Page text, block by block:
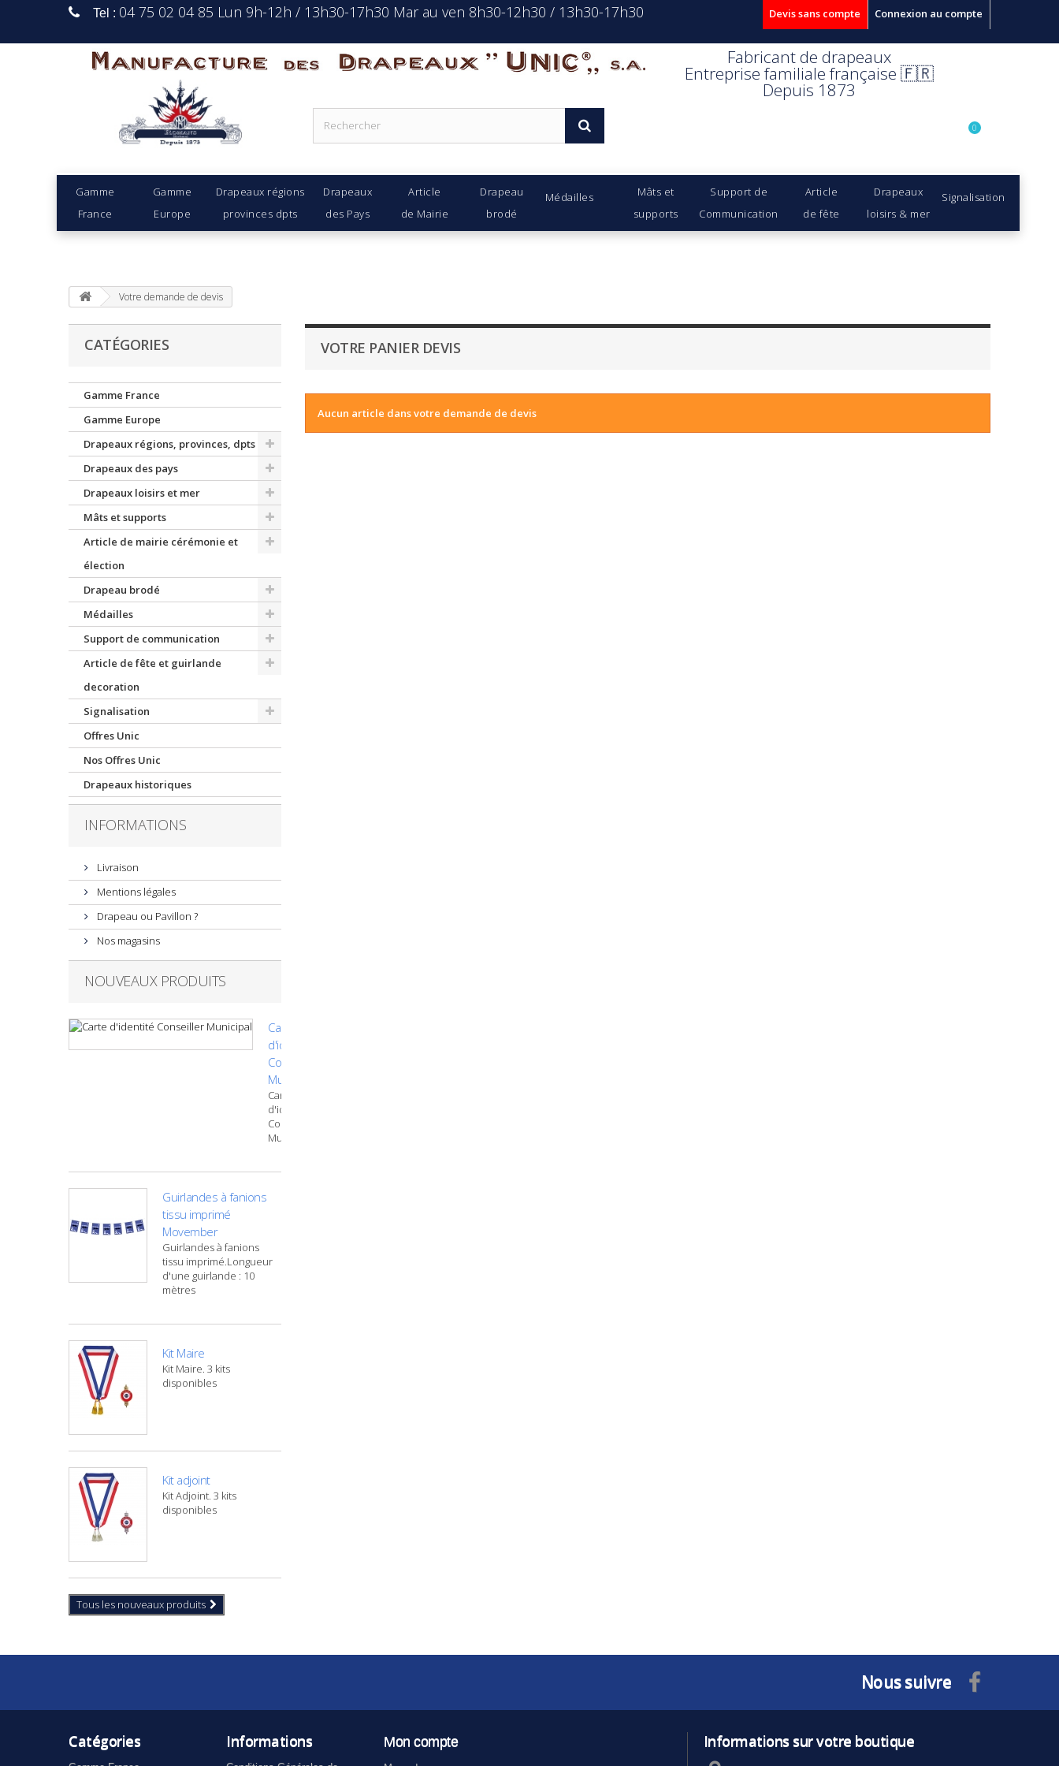
Connexion au compte
Tel : 04 75 02 04 85 Lun 9h-12h / 13h30-17h30 Mar au ven 8h30-12h30 / 13h30-17h30 Devis sans compte
Manufacture Des Drapeaux Unic s.a. Fabricant de drapeaux
Entreprise familiale française 🇫🇷
Depuis 1873
Gamme
France
Gamme
Europe
Drapeaux régions
provinces dpts
Drapeaux
des Pays
Article
de Mairie
Drapeau
brodé
Médailles
Mâts et
supports
Support de
Communication
Article
de fête
Drapeaux
loisirs & mer
Signalisation
0
Votre demande de devis
CATÉGORIES
Gamme France
Gamme Europe
Drapeaux régions, provinces, dpts
Drapeaux des pays
Drapeaux loisirs et mer
Mâts et supports
Article de mairie cérémonie et
élection
Drapeau brodé
Médailles
Support de communication
Article de fête et guirlande
decoration
Signalisation
Offres Unic
Nos Offres Unic
Drapeaux historiques
INFORMATIONS
Livraison
Mentions légales
Drapeau ou Pavillon ?
Nos magasins
NOUVEAUX PRODUITS
Carte
d'identité
Conseiller
Municipal
Carte
d'identité
Conseiller
Municipal
Guirlandes à fanions
tissu imprimé
Movember
Guirlandes à fanions
tissu imprimé.Longueur
d'une guirlande : 10
mètres
Kit Maire
Kit Maire. 3 kits
disponibles
Kit adjoint
Kit Adjoint. 3 kits
disponibles
Tous les nouveaux produits
VOTRE PANIER DEVIS
Aucun article dans votre demande de devis
Nous suivre
Catégories Informations Mon compte Informations sur votre boutique